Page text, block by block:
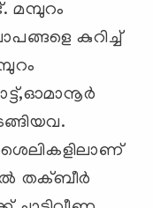
മമ്പുറം
കുറിച്ച്
തക്ബീര്‍